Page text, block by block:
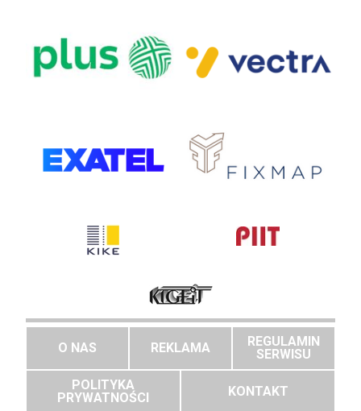
O NAS REKLAMA
REGULAMIN
SERWISU
POLITYKA
PRYWATNOŚCI
KONTAKT